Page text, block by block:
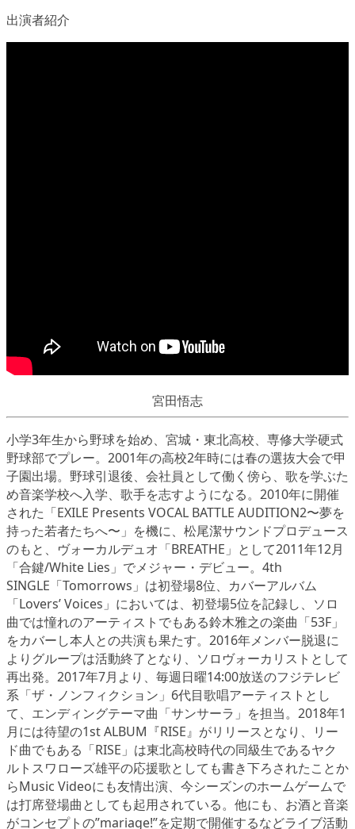
出演者紹介
宮田悟志
小学3年生から野球を始め、宮城・東北高校、専修大学硬式
野球部でプレー。2001年の高校2年時には春の選抜大会で甲
子園出場。野球引退後、会社員として働く傍ら、歌を学ぶた
め音楽学校へ入学、歌手を志すようになる。2010年に開催
された「EXILE Presents VOCAL BATTLE AUDITION2〜夢を
持った若者たちへ〜」を機に、松尾潔サウンドプロデュース
のもと、ヴォーカルデュオ「BREATHE」として2011年12月
「合鍵/White Lies」でメジャー・デビュー。4th
SINGLE「Tomorrows」は初登場8位、カバーアルバム
「Lovers’ Voices」においては、初登場5位を記録し、ソロ
曲では憧れのアーティストでもある鈴木雅之の楽曲「53F」
をカバーし本人との共演も果たす。2016年メンバー脱退に
よりグループは活動終了となり、ソロヴォーカリストとして
再出発。2017年7月より、毎週日曜14:00放送のフジテレビ
系「ザ・ノンフィクション」6代目歌唱アーティストとし
て、エンディングテーマ曲「サンサーラ」を担当。2018年1
月には待望の1st ALBUM『RISE』がリリースとなり、リー
ド曲でもある「RISE」は東北高校時代の同級生であるヤク
ルトスワローズ雄平の応援歌としても書き下ろされたことか
らMusic Videoにも友情出演、今シーズンのホームゲームで
は打席登場曲としても起用されている。他にも、お酒と音楽
がコンセプトの”mariage!”を定期で開催するなどライブ活動